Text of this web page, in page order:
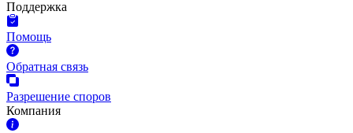
Поддержка
Помощь
Обратная связь
Разрешение споров
Компания